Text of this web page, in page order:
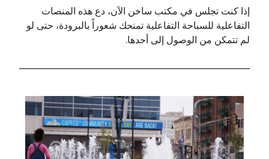
إذا كنت تجلس في مكتب ساخن الآن، دع هذه المنصات
التفاعلية للسباحة التفاعلية تمنحك شعوراً بالبرودة، حتى لو
لم تتمكن من الوصول إلى أحدها.